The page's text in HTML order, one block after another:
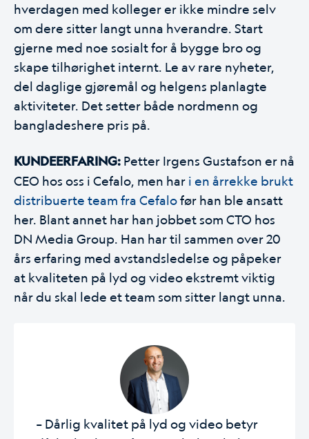
hverdagen med kolleger er ikke mindre selv
om dere sitter langt unna hverandre. Start
gjerne med noe sosialt for å bygge bro og
skape tilhørighet internt. Le av rare nyheter,
del daglige gjøremål og helgens planlagte
aktiviteter. Det setter både nordmenn og
bangladeshere pris på.
KUNDEERFARING: Petter Irgens Gustafson er nå
CEO hos oss i Cefalo, men har i en årrekke brukt
distribuerte team fra Cefalofør han ble ansatt
her. Blant annet har han jobbet som CTO hos
DN Media Group. Han har til sammen over 20
års erfaring med avstandsledelse og påpeker
at kvaliteten på lyd og video ekstremt viktig
når du skal lede et team som sitter langt unna.
– Dårlig kvalitet på lyd og video betyr